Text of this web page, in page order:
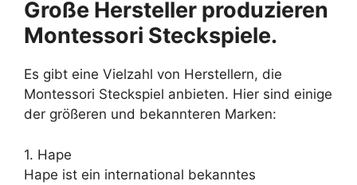
Große Hersteller produzieren
Montessori Steckspiele.
Es gibt eine Vielzahl von Herstellern, die
Montessori Steckspiel anbieten. Hier sind einige
der größeren und bekannteren Marken:
1. Hape
Hape ist ein international bekanntes